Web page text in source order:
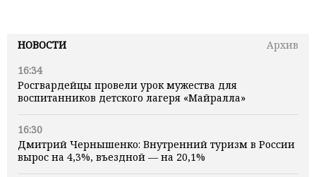
НОВОСТИ
Архив
16:34
Росгвардейцы провели урок мужества для
воспитанников детского лагеря «Майралла»
16:30
Дмитрий Чернышенко: Внутренний туризм в России
вырос на 4,3%, въездной — на 20,1%